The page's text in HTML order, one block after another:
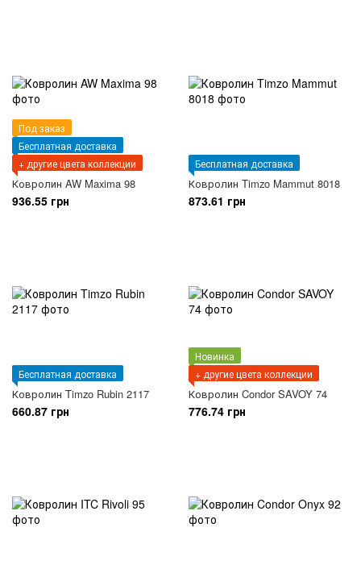
Под заказ
Бесплатная доставка
+ другие цвета коллекции
Ковролин AW Maxima 98
936.55 грн
Бесплатная доставка
Ковролин Timzo Mammut 8018
873.61 грн
Бесплатная доставка
Ковролин Timzo Rubin 2117
660.87 грн
Новинка
+ другие цвета коллекции
Ковролин Condor SAVOY 74
776.74 грн